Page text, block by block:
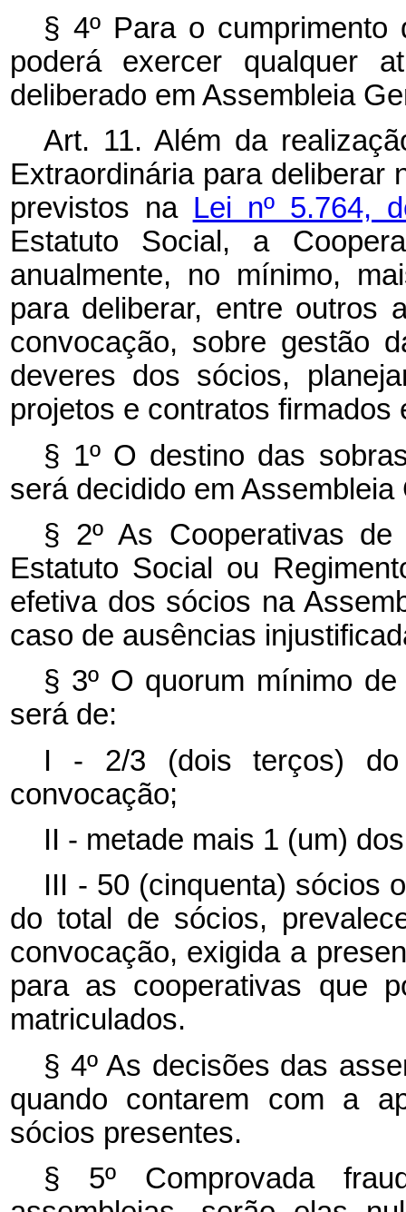
§ 4º Para o
poderá exercer qualquer
deliberado em Assembleia
Art. 11. Além da
Extraordinária para deliberar
previstos na Lei nº 5.764,
Estatuto Social, a
anualmente, no mínimo,
para deliberar, entre outros
convocação, sobre gestão
deveres dos sócios,
projetos e contratos firmados
§ 1º O destino das
será decidido em
§ 2º As Cooperativas de
Estatuto Social ou
efetiva dos sócios na
caso de ausências
§ 3º O quorum mínimo
será de:
I - 2/3 (dois terços) do
convocação;
II - metade mais 1 (um)
III - 50 (cinquenta) sócios
do total de sócios,
convocação, exigida a
para as cooperativas que
matriculados.
§ 4º As decisões das
quando contarem com a
sócios presentes.
§ 5º Comprovada